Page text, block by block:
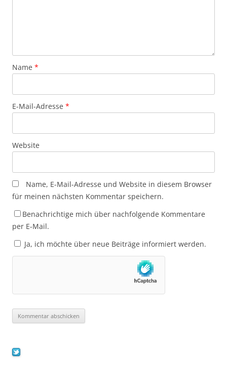
Name *
E-Mail-Adresse *
Website
Name, E-Mail-Adresse und Website in diesem Browser
für meinen nächsten Kommentar speichern.
Benachrichtige mich über nachfolgende Kommentare
per E-Mail.
Ja, ich möchte über neue Beiträge informiert werden.